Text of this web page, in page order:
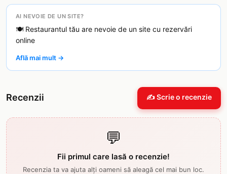
AI NEVOIE DE UN SITE?
🍽️ Restaurantul tău are nevoie de un site cu rezervări
online
Află mai mult →
Recenzii ✍️ Scrie o recenzie
💬
Fii primul care lasă o recenzie!
Recenzia ta va ajuta alți oameni să aleagă cel mai bun loc.